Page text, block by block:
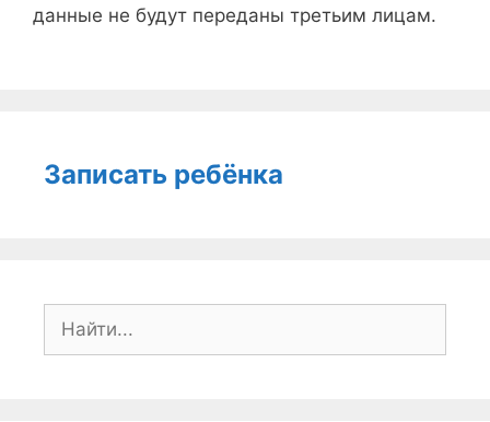
данные не будут переданы третьим лицам.
Записать ребёнка
Поиск: